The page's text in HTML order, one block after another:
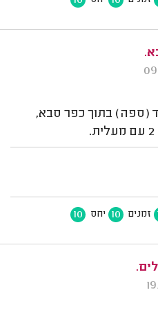
(ספה) בתוך כפר סבא,
זמנים 10 יחס 10